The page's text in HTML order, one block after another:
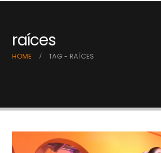
raíces
HOME TAG - RAÍCES